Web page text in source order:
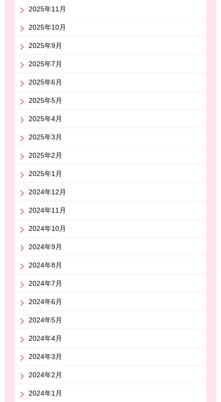
2025年11月
2025年10月
2025年9月
2025年7月
2025年6月
2025年5月
2025年4月
2025年3月
2025年2月
2025年1月
2024年12月
2024年11月
2024年10月
2024年9月
2024年8月
2024年7月
2024年6月
2024年5月
2024年4月
2024年3月
2024年2月
2024年1月